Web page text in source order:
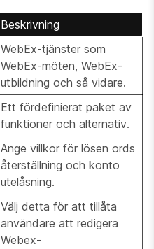
Beskrivning
WebEx-tjänster som
WebEx-möten, WebEx-
utbildning och så vidare.
Ett fördefinierat paket av
funktioner och alternativ.
Ange villkor för lösen ords
återställning och konto
utelåsning.
Välj detta för att tillåta
användare att redigera
Webex-